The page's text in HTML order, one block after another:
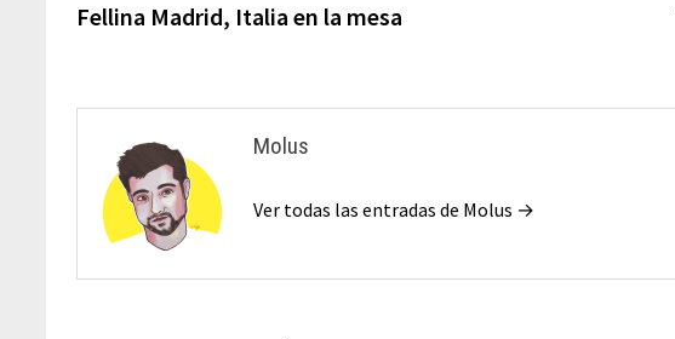
Fellina Madrid, Italia en la mesa
Molus
Ver todas las entradas de Molus →